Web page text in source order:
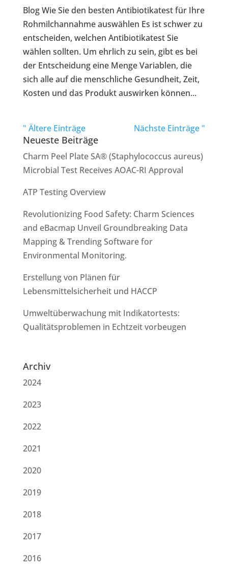
Blog Wie Sie den besten Antibiotikatest für Ihre
Rohmilchannahme auswählen Es ist schwer zu
entscheiden, welchen Antibiotikatest Sie
wählen sollten. Um ehrlich zu sein, gibt es bei
der Entscheidung eine Menge Variablen, die
sich alle auf die menschliche Gesundheit, Zeit,
Kosten und das Produkt auswirken können...
" Ältere Einträge Nächste Einträge "
Neueste Beiträge
Charm Peel Plate SA® (Staphylococcus aureus)
Microbial Test Receives AOAC-RI Approval
ATP Testing Overview
Revolutionizing Food Safety: Charm Sciences
and eBacmap Unveil Groundbreaking Data
Mapping & Trending Software for
Environmental Monitoring.
Erstellung von Plänen für
Lebensmittelsicherheit und HACCP
Umweltüberwachung mit Indikatortests:
Qualitätsproblemen in Echtzeit vorbeugen
Archiv
2024
2023
2022
2021
2020
2019
2018
2017
2016